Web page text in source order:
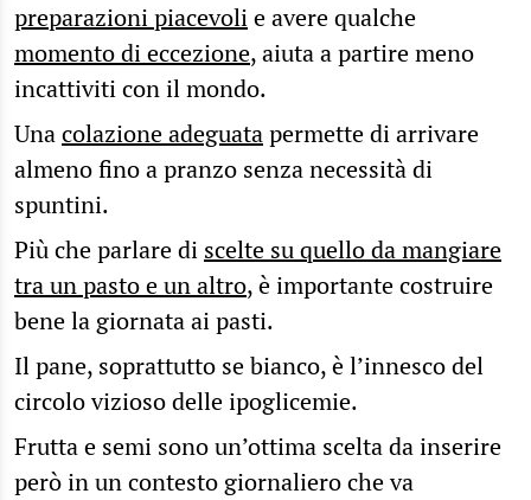
preparazioni piacevolie avere qualche
momento di eccezione, aiuta a partire meno
incattiviti con il mondo.
Unacolazione adeguatapermette di arrivare
almeno fino a pranzo senza necessità di
spuntini.
Più che parlare di scelte su quello da mangiare
tra un pasto e un altro, è importante costruire
bene la giornata ai pasti.
Il pane, soprattutto se bianco, è l’innesco del
circolo vizioso delle ipoglicemie.
Frutta e semi sono un’ottima scelta da inserire
però in un contesto giornaliero che va